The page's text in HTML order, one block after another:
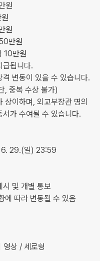
원
원
만원
10만원
급됩니다.
변동이 있을 수 있습니다.
, 중복 수상 불가)
이하며, 외교부장관 명의
가 수여될 수 있습니다.
29.(일) 23:59
및 개별 통보
에 따라 변동될 수 있음
상 / 세로형